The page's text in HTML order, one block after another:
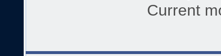
Current